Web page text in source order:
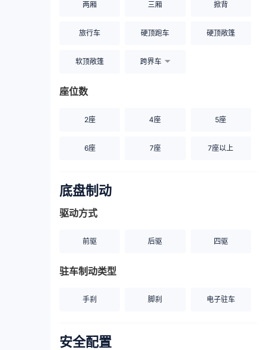
两厢 三厢 掀背
旅行车 硬顶跑车 硬顶敞篷
软顶敞篷 跨界车
座位数
2座 4座 5座
6座 7座 7座以上
底盘制动
驱动方式
前驱 后驱 四驱
驻车制动类型
手刹 脚刹 电子驻车
安全配置